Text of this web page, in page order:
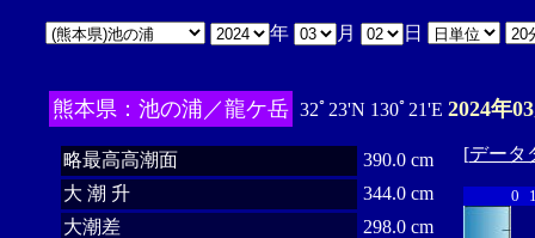
年 月 日
熊本県：池の浦／龍ケ岳 32ﾟ23'N 130ﾟ21'E 2024年
略最高高潮面
390.0 cm
大 潮 升
344.0 cm
大潮差
298.0 cm
[データ
0